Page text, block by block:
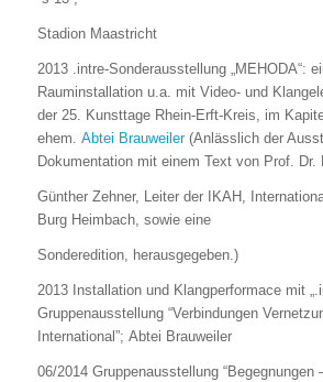
Stadion Maastricht
2013 .intre-Sonderausstellung „MEHODA“:
Rauminstallation u.a. mit Video- und
der 25. Kunsttage Rhein-Erft-Kreis, im
ehem. Abtei Brauweiler(Anlässlich der
Dokumentation mit einem Text von Prof. Dr.
Günther Zehner, Leiter der IKAH,
Burg Heimbach, sowie eine
Sonderedition, herausgegeben.)
2013 Installation und Klangperformace mit
Gruppenausstellung “Verbindungen
International”; Abtei Brauweiler
06/2014 Gruppenausstellung “Begegnungen